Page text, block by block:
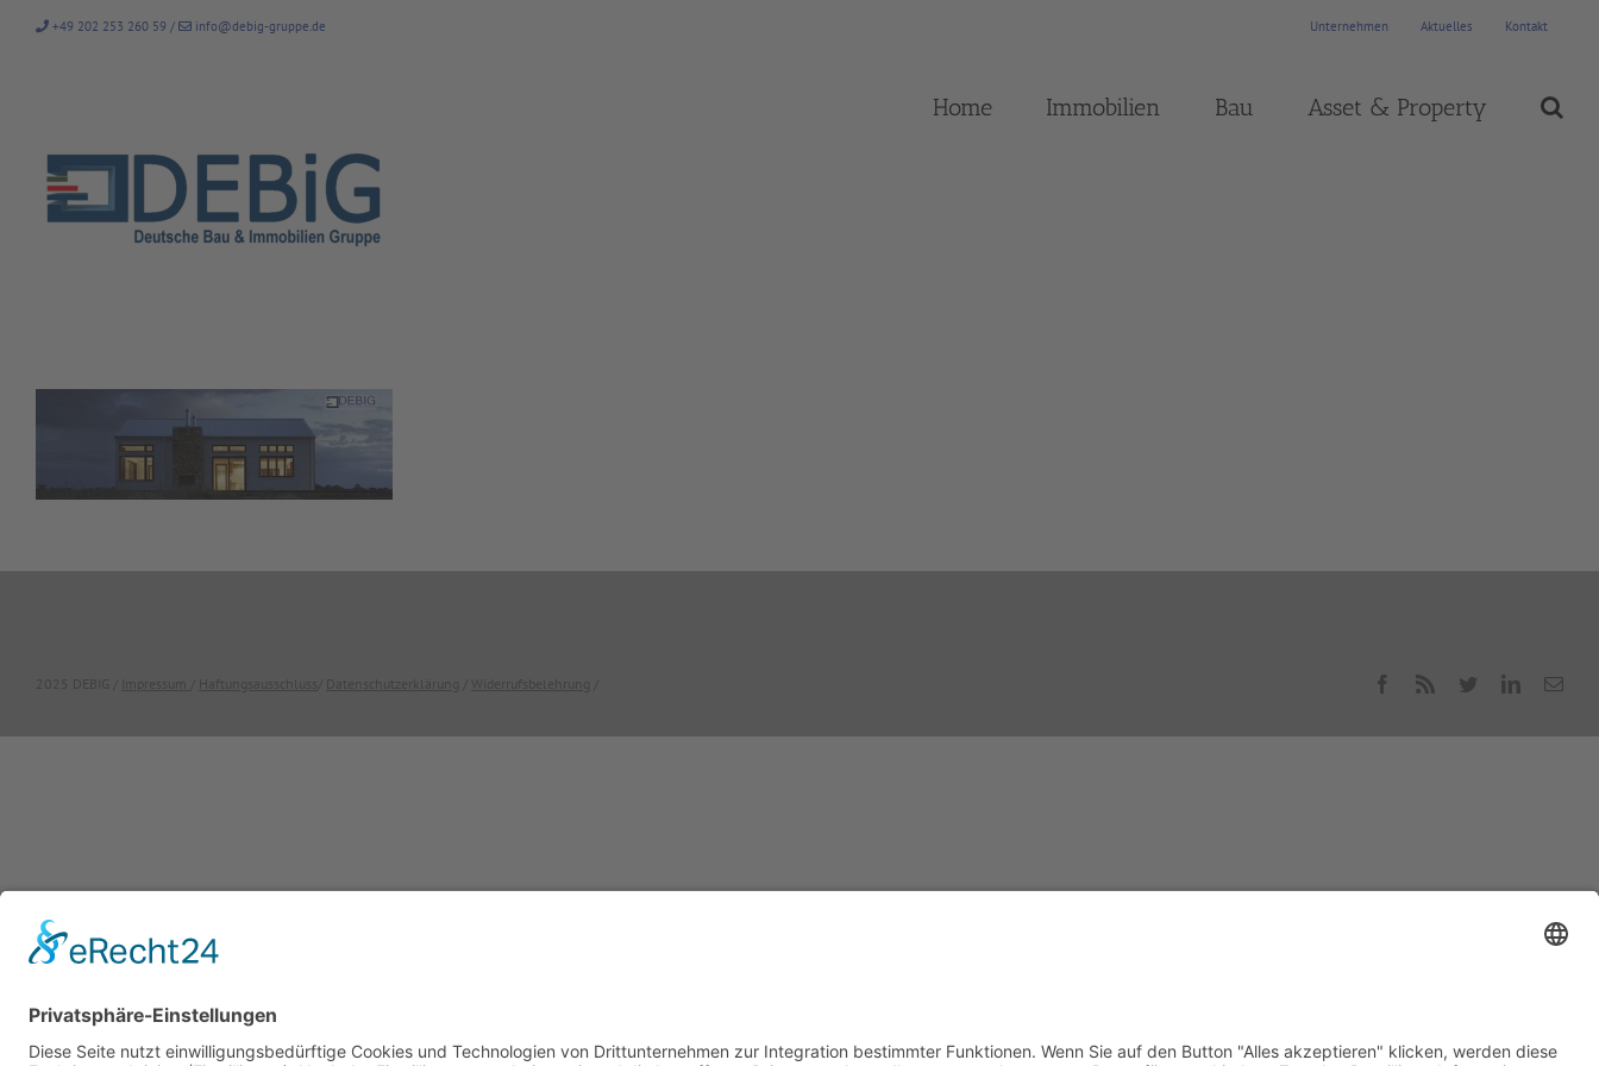
Inhalt
+49 202 253 260 59 / info@debig-gruppe.de Unternehmen Aktuelles Kontakt
Home Immobilien Bau Asset & Property
2025 DEBIG / Impressum Haftungsausschluss Datenschutzerklärung Widerrufsbelehrung Facebook
Rss TwitterLinkedIn
E-